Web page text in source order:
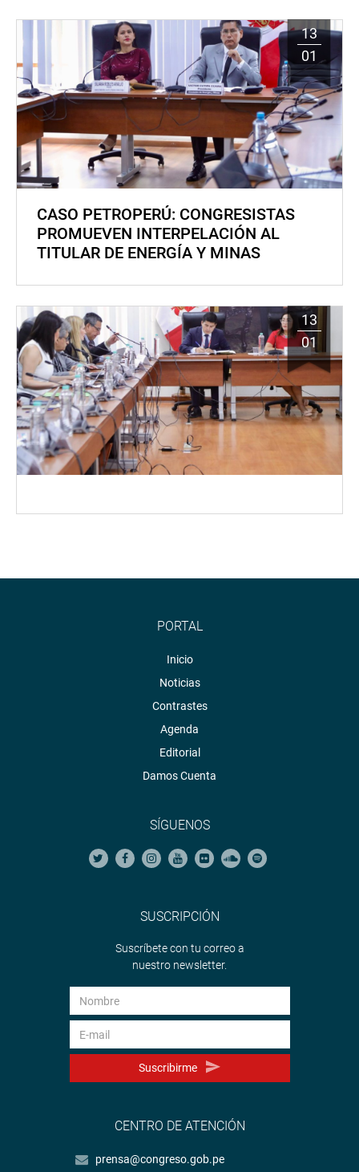
13
01
CASO PETROPERÚ: CONGRESISTAS
PROMUEVEN INTERPELACIÓN AL
TITULAR DE ENERGÍA Y MINAS
13
01
PORTAL
Inicio
Noticias
Contrastes
Agenda
Editorial
Damos Cuenta
SÍGUENOS
SUSCRIPCIÓN
Suscríbete con tu correo a
nuestro newsletter.
Suscribirme
CENTRO DE ATENCIÓN
prensa@congreso.gob.pe